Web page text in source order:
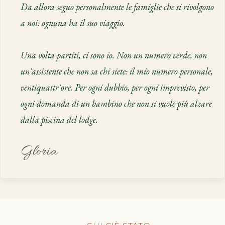
Da allora seguo personalmente le famiglie che si rivolgono
a noi: ognuna ha il suo viaggio.
Una volta partiti, ci sono io. Non un numero verde, non
un'assistente che non sa chi siete: il mio numero personale,
ventiquattr'ore. Per ogni dubbio, per ogni imprevisto, per
ogni domanda di un bambino che non si vuole più alzare
dalla piscina del lodge.
Gloria